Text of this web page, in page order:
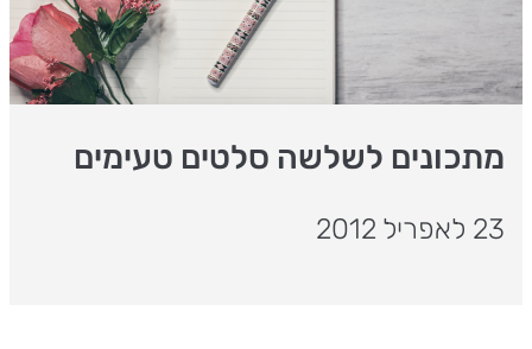
מתכונים לשלשה סלטים טעימים
23 לאפריל 2012